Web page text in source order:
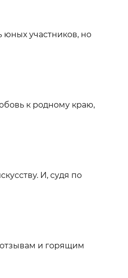
юных участников, но
к родному краю,
И, судя по
и горящим